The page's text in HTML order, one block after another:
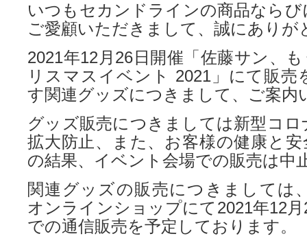
いつもセカンドラインの商品なら
ご愛顧いただきまして、誠にありが
2021年12月26日開催「佐藤サン、
リスマスイベント 2021」にて販売
す関連グッズにつきまして、ご案内
グッズ販売につきましては新型コ
拡大防止、また、お客様の健康と
の結果、イベント会場での販売は中
関連グッズの販売につきましては
オンラインショップにて2021年12
での通信販売を予定しております。